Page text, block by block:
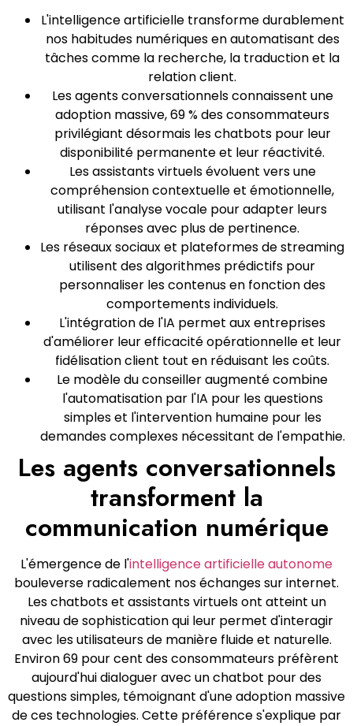
L'intelligence artificielle transforme durablement
nos habitudes numériques en automatisant des
tâches comme la recherche, la traduction et la
relation client.
Les agents conversationnels connaissent une
adoption massive, 69 % des consommateurs
privilégiant désormais les chatbots pour leur
disponibilité permanente et leur réactivité.
Les assistants virtuels évoluent vers une
compréhension contextuelle et émotionnelle,
utilisant l'analyse vocale pour adapter leurs
réponses avec plus de pertinence.
Les réseaux sociaux et plateformes de streaming
utilisent des algorithmes prédictifs pour
personnaliser les contenus en fonction des
comportements individuels.
L'intégration de l'IA permet aux entreprises
d'améliorer leur efficacité opérationnelle et leur
fidélisation client tout en réduisant les coûts.
Le modèle du conseiller augmenté combine
l'automatisation par l'IA pour les questions
simples et l'intervention humaine pour les
demandes complexes nécessitant de l'empathie.
Les agents conversationnels
transforment la
communication numérique
L'émergence de l'intelligence artificielle autonome
bouleverse radicalement nos échanges sur internet.
Les chatbots et assistants virtuels ont atteint un
niveau de sophistication qui leur permet d'interagir
avec les utilisateurs de manière fluide et naturelle.
Environ 69 pour cent des consommateurs préfèrent
aujourd'hui dialoguer avec un chatbot pour des
questions simples, témoignant d'une adoption massive
de ces technologies. Cette préférence s'explique par